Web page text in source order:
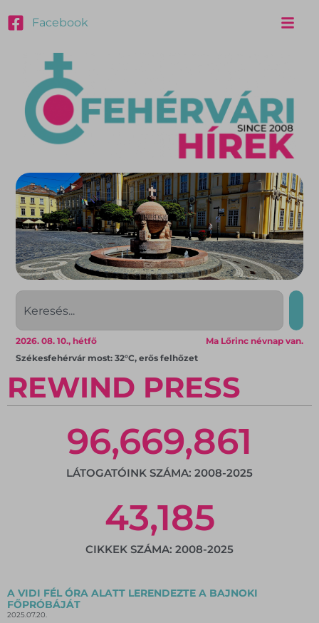
Facebook
Ma Lőrinc névnap van.
2026. 08. 10., hétfő
Székesfehérvár most: 32°C, erős felhőzet
REWIND PRESS
LÁTOGATÓINK SZÁMA: 2008-2025
96,669,861
CIKKEK SZÁMA: 2008-2025
43,185
A VIDI FÉL ÓRA ALATT LERENDEZTE A BAJNOKI
FŐPRÓBÁJÁT
2025.07.20.